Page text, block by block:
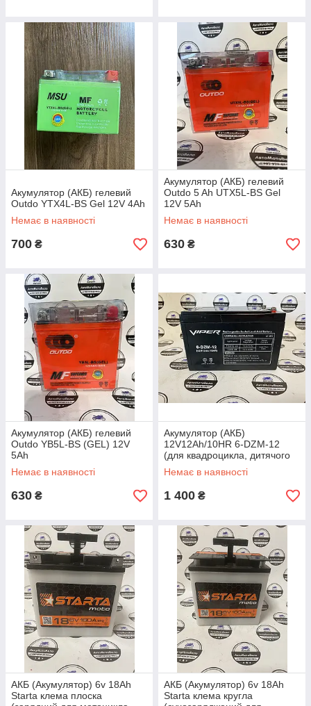
Акумулятор (АКБ) гелевий
Outdo YTX4L-BS Gel 12V 4Ah
Немає в наявності
700 ₴
Акумулятор (АКБ) гелевий
Outdo 5 Ah UTX5L-BS Gel
12V 5Ah
Немає в наявності
630 ₴
Акумулятор (АКБ) гелевий
Outdo YB5L-BS (GEL) 12V
5Ah
Немає в наявності
630 ₴
Акумулятор (АКБ)
12V12Ah/10HR 6-DZM-12
(для квадроцикла, дитячого
автомобіля) (149х99х98)
Немає в наявності
1 400 ₴
АКБ (Акумулятор) 6v 18Ah
Starta клема плоска
АКБ (Акумулятор) 6v 18Ah
Starta клема кругла